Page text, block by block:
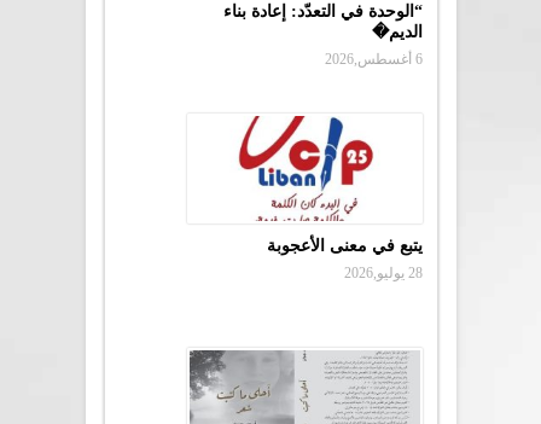
“الوحدة في التعدّد: إعادة بناء
الديم�
6 أغسطس,2026
يتبع في معنى الأعجوبة
28 يوليو,2026